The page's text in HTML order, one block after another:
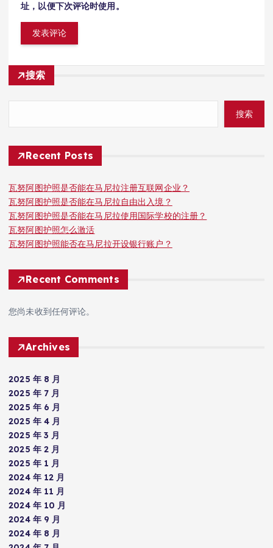
址，以便下次评论时使用。
搜索
搜索
Recent Posts
瓦努阿图护照是否能在马尼拉注册互联网企业？
瓦努阿图护照是否能在马尼拉自由出入境？
瓦努阿图护照是否能在马尼拉使用国际学校的注册？
瓦努阿图护照怎么激活
瓦努阿图护照能否在马尼拉开设银行账户？
Recent Comments
您尚未收到任何评论。
Archives
2025 年 8 月
2025 年 7 月
2025 年 6 月
2025 年 4 月
2025 年 3 月
2025 年 2 月
2025 年 1 月
2024 年 12 月
2024 年 11 月
2024 年 10 月
2024 年 9 月
2024 年 8 月